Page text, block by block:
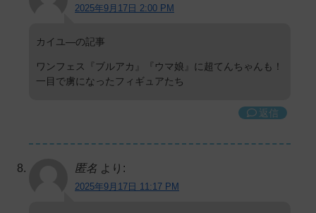
2025年9月17日 2:00 PM
カイユ―の記事
ワンフェス『ブルアカ』『ウマ娘』に超てんちゃんも！
一目で虜になったフィギュアたち
返信
匿名 より:
2025年9月17日 11:17 PM